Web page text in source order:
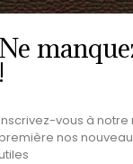
Ne
!
vous à
nos